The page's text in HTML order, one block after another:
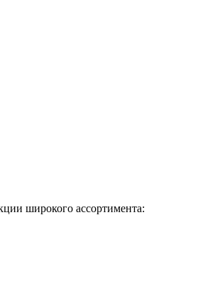
широкого ассортимента: